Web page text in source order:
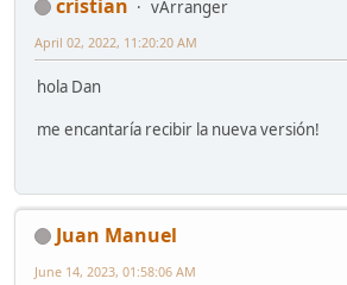
cristian
vArranger
April 02, 2022, 11:20:20 AM
hola Dan
me encantaría recibir la nueva versión!
Juan Manuel
June 14, 2023, 01:58:06 AM